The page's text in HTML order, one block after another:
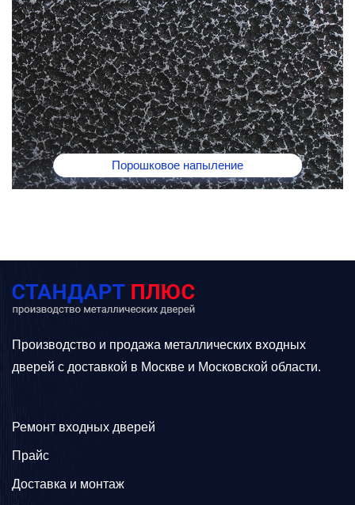
Порошковое напыление
Производство и продажа металлических входных
дверей с доставкой в Москве и Московской области.
Ремонт входных дверей
Прайс
Доставка и монтаж